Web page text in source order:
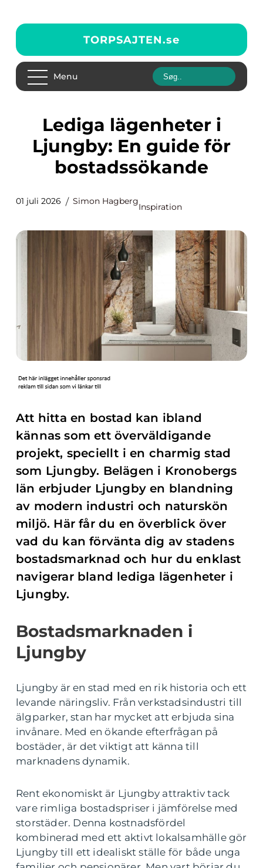
TORPSAJTEN.se
Menu
Lediga lägenheter i
Ljungby: En guide för
bostadssökande
01 juli 2026 Simon Hagberg
Inspiration
Att hitta en bostad kan ibland
kännas som ett överväldigande
projekt, speciellt i en charmig stad
som Ljungby. Belägen i Kronobergs
län erbjuder Ljungby en blandning
av modern industri och naturskön
miljö. Här får du en överblick över
vad du kan förvänta dig av stadens
bostadsmarknad och hur du enklast
navigerar bland lediga lägenheter i
Ljungby.
Bostadsmarknaden i
Ljungby
Ljungby är en stad med en rik historia och ett
levande näringsliv. Från verkstadsindustri till
älgparker, stan har mycket att erbjuda sina
invånare. Med en ökande efterfrågan på
bostäder, är det viktigt att känna till
marknadens dynamik.
Rent ekonomiskt är Ljungby attraktiv tack
vare rimliga bostadspriser i jämförelse med
storstäder. Denna kostnadsfördel
kombinerad med ett aktivt lokalsamhälle gör
Ljungby till ett idealiskt ställe för både unga